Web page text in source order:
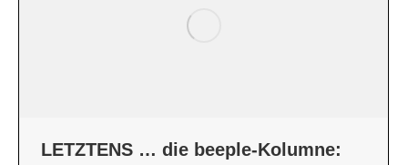
LETZTENS … die beeple-Kolumne: